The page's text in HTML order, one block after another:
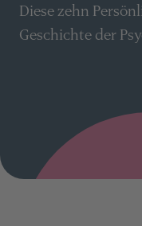
Diese zehn
Geschichte der